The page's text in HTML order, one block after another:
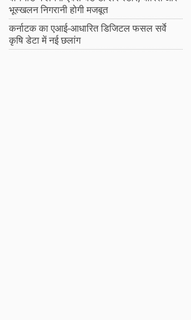
भूस्खलन निगरानी होगी मजबूत
कर्नाटक का एआई-आधारित डिजिटल फसल सर्वे
कृषि डेटा में नई छलांग